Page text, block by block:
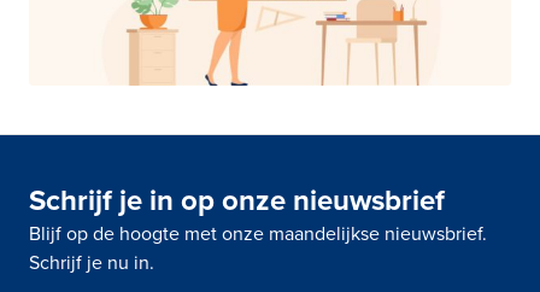
Schrijf je in op onze nieuwsbrief
Blijf op de hoogte met onze maandelijkse nieuwsbrief.
Schrijf je nu in.